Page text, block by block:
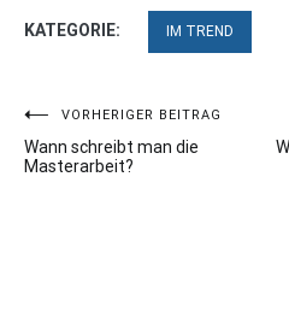
KATEGORIE: IM TREND
Beitragsnavigation
VORHERIGER BEITRAG
Wann schreibt man die
Masterarbeit?